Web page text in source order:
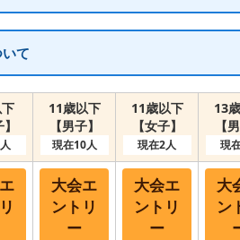
て
随時受付が再開となります。
11歳以下
【男子】
現在10人
11歳以下
【女子】
現在2人
13
【
現
大会エ
ントリ
ー
大会エ
ントリ
ー
大
ン